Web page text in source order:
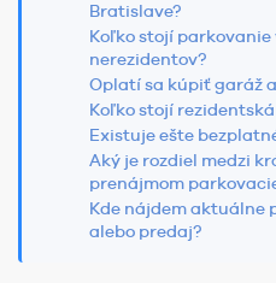
Bratislave?
Koľko stojí parkovanie
nerezidentov?
Oplatí sa kúpiť garáž
Koľko stojí
Existuje ešte
Aký je rozdiel medzi
prenájmom
Kde nájdem aktuálne
alebo predaj?